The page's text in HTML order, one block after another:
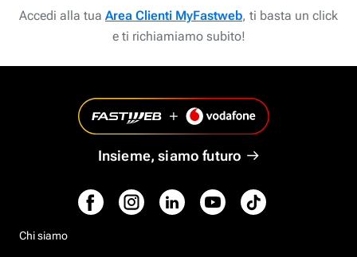
Accedi alla tua Area Clienti MyFastweb, ti basta un click
e ti richiamiamo subito!
Insieme, siamo futuro
Chi siamo